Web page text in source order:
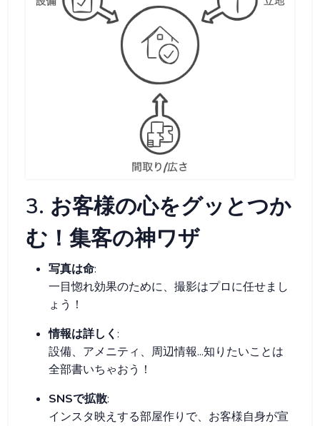
3. お客様の心をグッとつか
む！集客の神ワザ
写真は命:
一目惚れ効果のために、撮影はプロに任せまし
ょう！
情報は詳しく :
設備、アメニティ、周辺情報...知りたいことは
全部書いちゃおう！
SNSで拡散:
インスタ映えする部屋作りで、お客様自身が宣